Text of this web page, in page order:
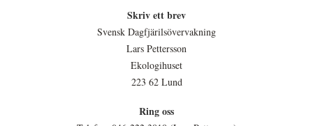
Skriv ett brev
Svensk Dagfjärilsövervakning
Lars Pettersson
Ekologihuset
223 62 Lund
Ring oss